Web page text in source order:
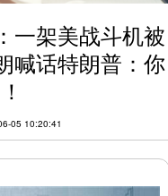
一架美战斗机被
喊话特朗普：你
05 10:20:41